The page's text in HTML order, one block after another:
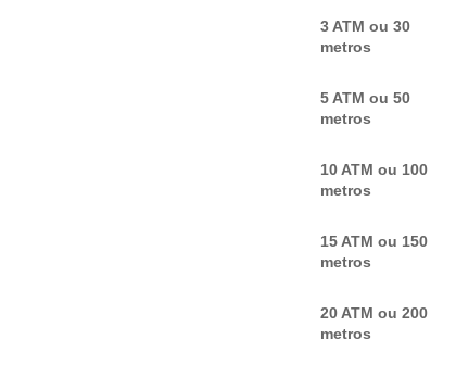
3 ATM ou 30
metros
5 ATM ou 50
metros
10 ATM ou 100
metros
15 ATM ou 150
metros
20 ATM ou 200
metros